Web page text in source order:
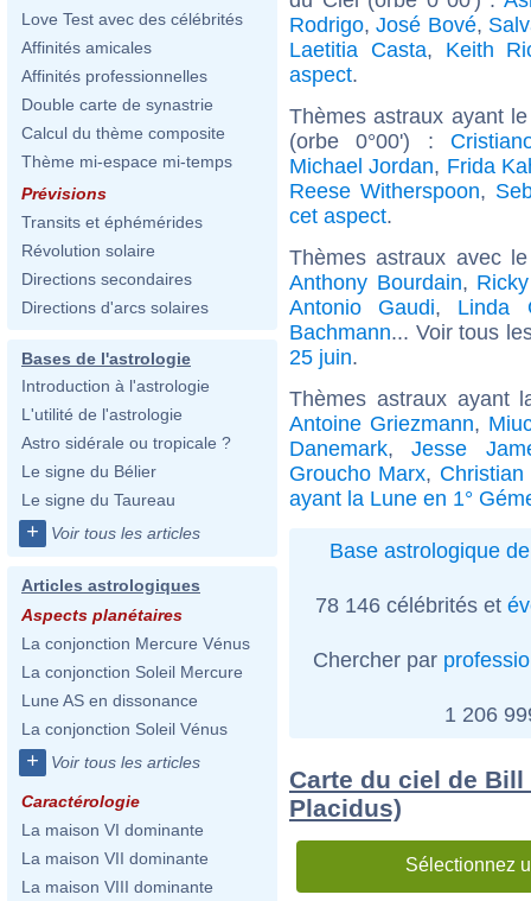
Love Test avec des célébrités
Affinités amicales
Affinités professionnelles
Double carte de synastrie
Calcul du thème composite
Thème mi-espace mi-temps
Prévisions
Transits et éphémérides
Révolution solaire
Directions secondaires
Directions d'arcs solaires
Bases de l'astrologie
Introduction à l'astrologie
L'utilité de l'astrologie
Astro sidérale ou tropicale ?
Le signe du Bélier
Le signe du Taureau
+ Voir tous les articles
Articles astrologiques
Aspects planétaires
La conjonction Mercure Vénus
La conjonction Soleil Mercure
Lune AS en dissonance
La conjonction Soleil Vénus
+ Voir tous les articles
Caractérologie
La maison VI dominante
La maison VII dominante
La maison VIII dominante
Rodrigo,José Bové,
Laetitia Casta, Keith
aspect.
Thèmes astraux ayant
(orbe 0°00') :
Michael Jordan, Frida
Reese Witherspoon,
cet aspect.
Thèmes astraux avec
Anthony Bourdain,
Antonio Gaudi, Linda
Bachmann... Voir tous
25 juin.
Thèmes astraux ayant
Antoine Griezmann,
Danemark,Jesse
Groucho Marx, Christian
ayant la Lune en 1°
Base astrologique
78 146 célébrités et
Chercher par
1 206
Carte du ciel de
Placidus)
Sélectionnez